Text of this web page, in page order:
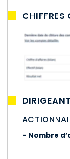
CHIFFRES
Nombre